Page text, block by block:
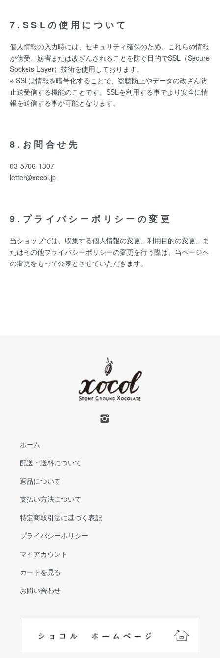
7.SSLの使用について
個人情報の入力時には、セキュリティ確保のため、これらの情報
が傍受、妨害または改ざんされることを防ぐ目的でSSL（Secure
Sockets Layer）技術を使用しております。
※ SSLは情報を暗号化することで、盗聴防止やデータの改ざん防
止送受信する機能のことです。SSLを利用する事でより安全に情
報を送信する事が可能となります。
8.お問合せ先
03-5706-1307
letter@xocol.jp
9.プライバシーポリシーの変更
当ショップでは、収集する個人情報の変更、利用目的の変更、ま
たはその他プライバシーポリシーの変更を行う際は、当ページへ
の変更をもって公表とさせていただきます。
ホーム
配送・送料について
返品について
支払い方法について
特定商取引法に基づく表記
プライバシーポリシー
マイアカウント
カートを見る
お問い合わせ